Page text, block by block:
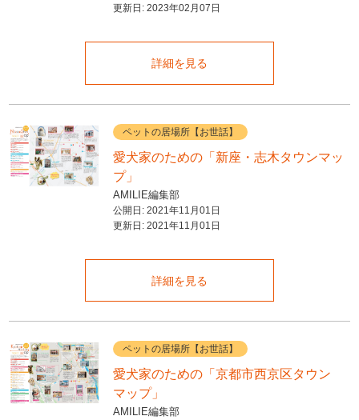
更新日: 2023年02月07日
詳細を見る
ペットの居場所【お世話】
愛犬家のための「新座・志木タウンマッ
プ」
AMILIE編集部
公開日: 2021年11月01日
更新日: 2021年11月01日
詳細を見る
ペットの居場所【お世話】
愛犬家のための「京都市西京区タウン
マップ」
AMILIE編集部